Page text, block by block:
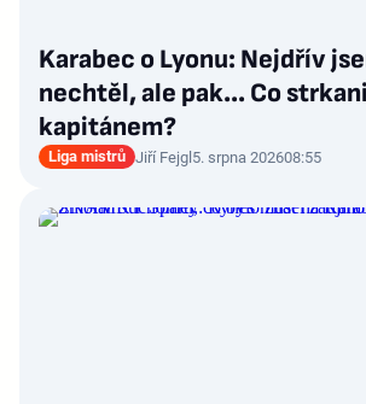
Karabec o Lyonu: Nejdřív
nechtěl, ale pak… Co
kapitánem?
Liga mistrů Jiří Fejgl5. srpna 202608:55